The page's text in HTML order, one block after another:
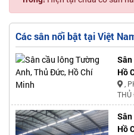
Các sân nổi bật tại Việt
Hồ
,
THỦ
Hồ